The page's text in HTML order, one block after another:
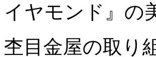
イヤモンド』の
杢目金屋の取り